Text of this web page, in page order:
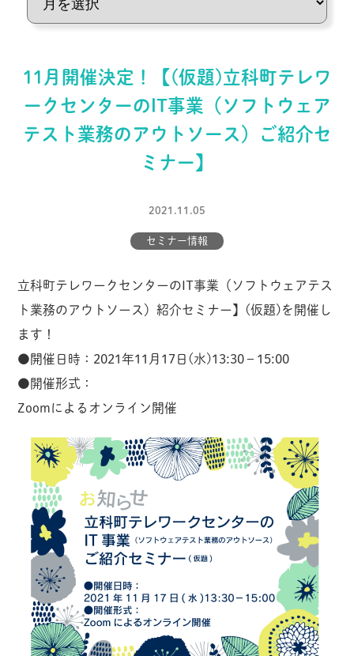
11月開催決定！【(仮題)立科町テレワ
ークセンターのIT事業（ソフトウェア
テスト業務のアウトソース）ご紹介セ
ミナー】
2021.11.05
セミナー情報
立科町テレワークセンターのIT事業（ソフトウェアテス
ト業務のアウトソース）紹介セミナー】(仮題)を開催し
ます！
●開催日時：2021年11月17日(水)13:30−15:00
●開催形式：
Zoomによるオンライン開催